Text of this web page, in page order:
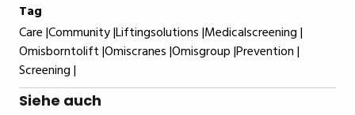
Tag
Care |Community |Liftingsolutions |Medicalscreening |
Omisborntolift |Omiscranes |Omisgroup |Prevention |
Screening |
Siehe auch